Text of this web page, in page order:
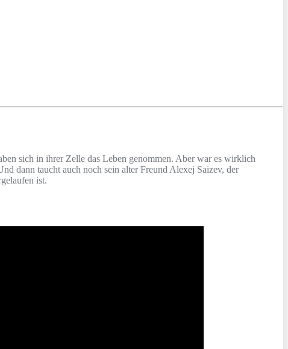
sich in ihrer Zelle das Leben genommen. Aber war es wirklich
dann taucht auch noch sein alter Freund Alexej Saizev, der
ist.